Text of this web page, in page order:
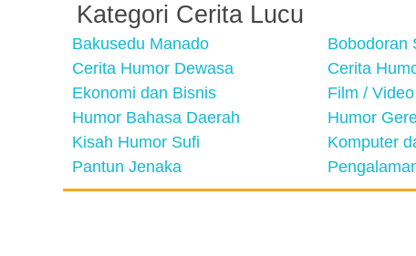
Kategori Cerita Lucu
Bakusedu Manado Bobodoran
Cerita Humor Dewasa
Cerita
Ekonomi dan Bisnis
Film /
Humor Bahasa Daerah
Humor
Kisah Humor Sufi
Komputer
Pantun Jenaka